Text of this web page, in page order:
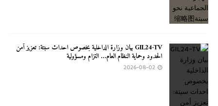
GIL24-TV بيان وزارة الداخلية بخصوص احداث سبتة: تعزيز أمن
الحدود وحماية النظام العام… التزام ومسؤولية
2026-08-02